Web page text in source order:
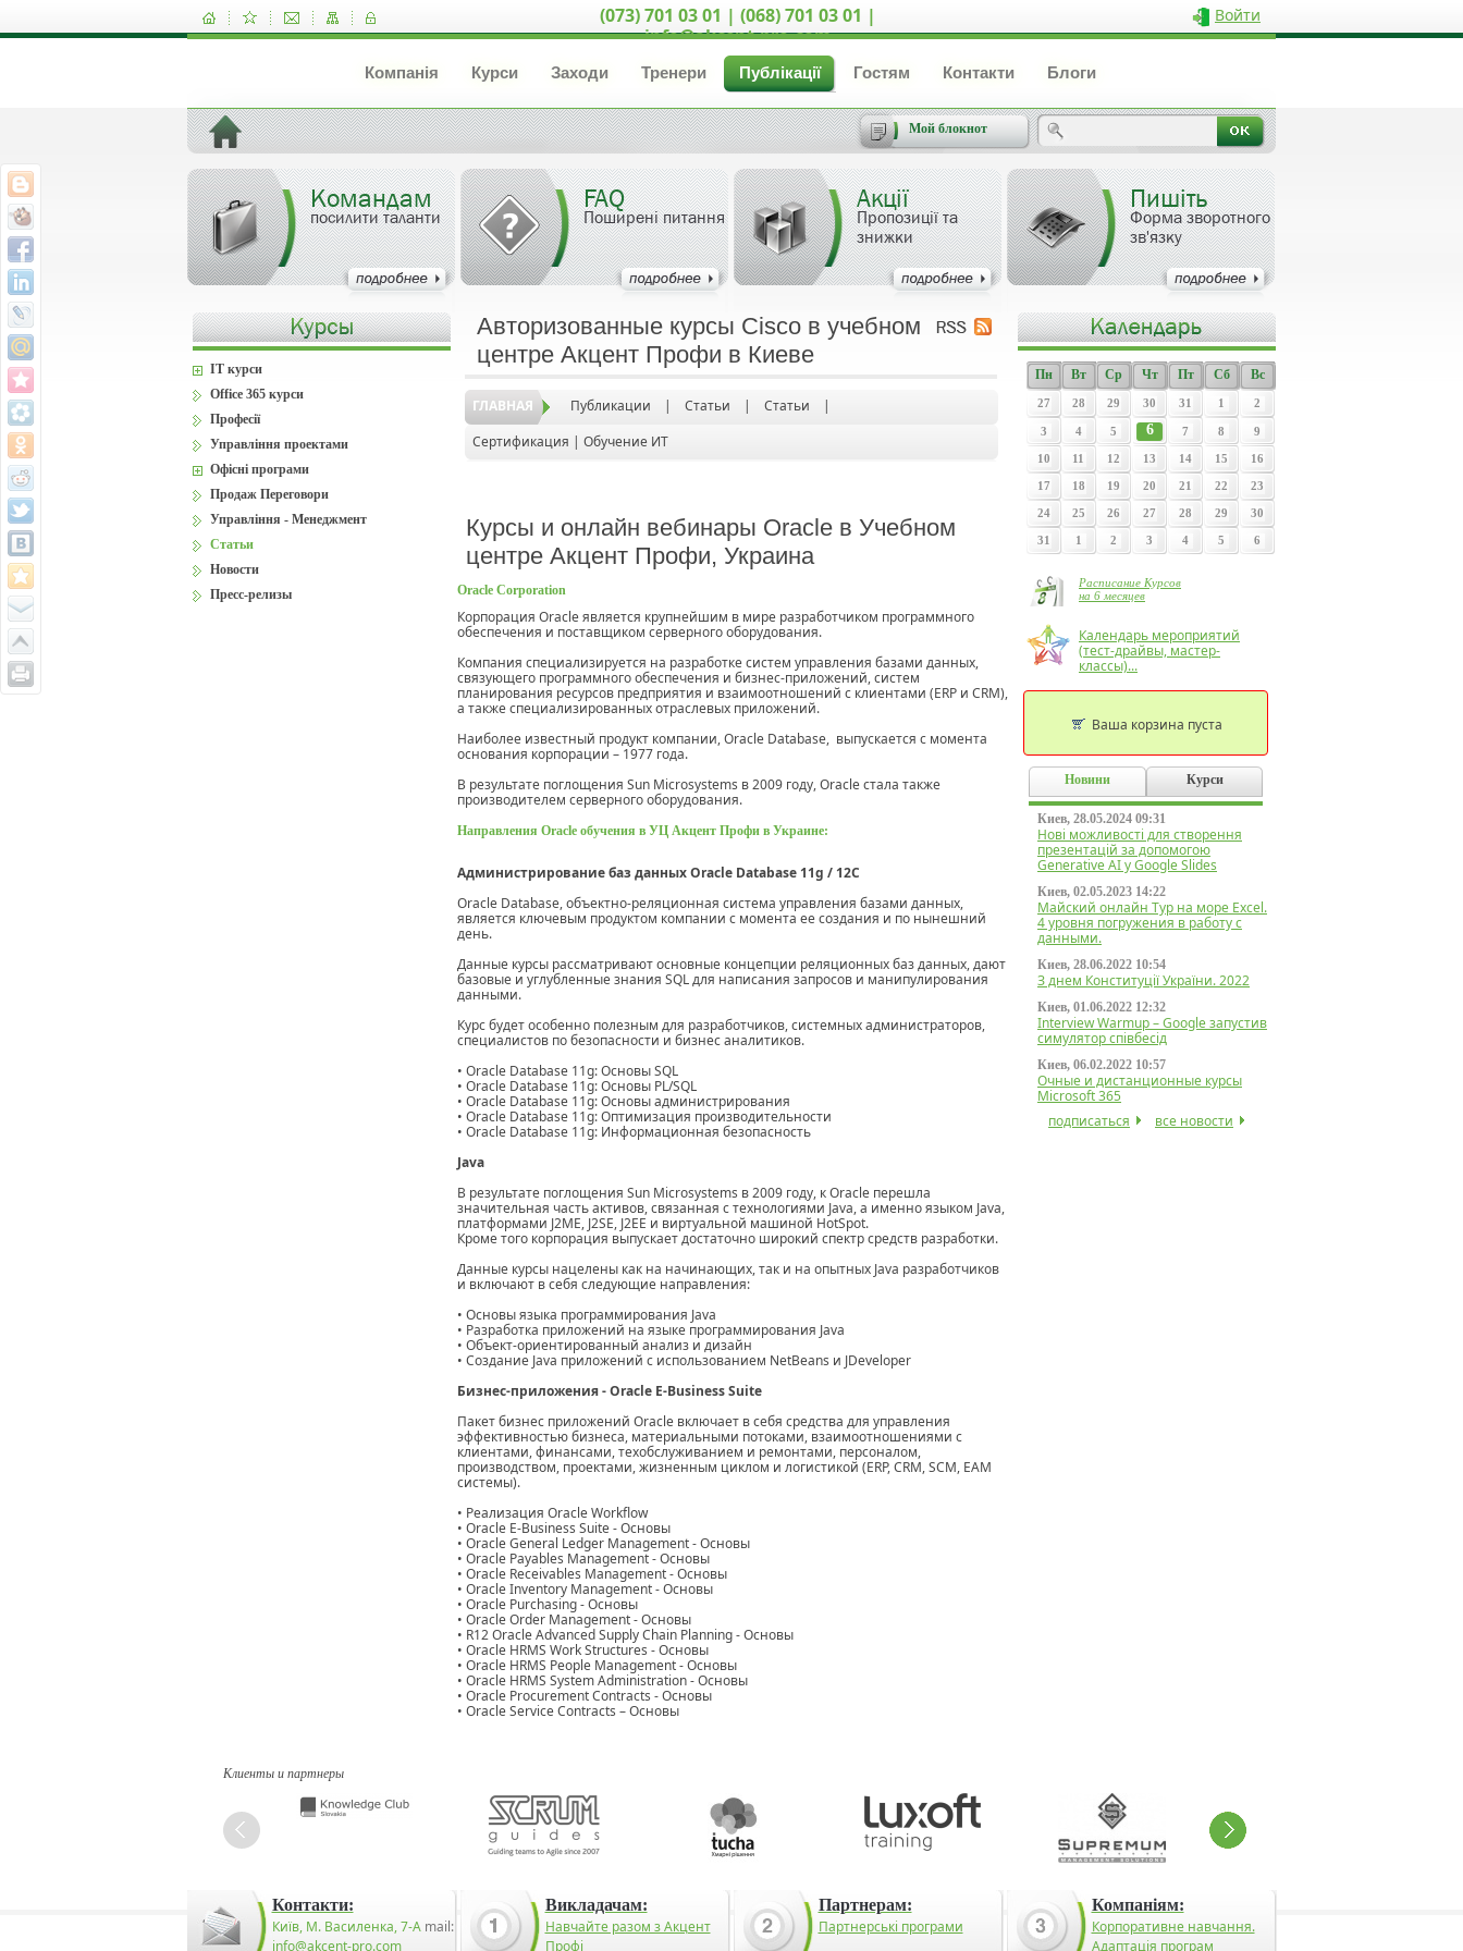
(073) 701 03 01 | (068) 701 03 01 |
info@akcent-pro.com
Войти
Компанія Курси Заходи Тренери Публікації Гостям Контакти Блоги
Мой блокнот
Командам
посилити таланти
FAQ
Поширені питання
Акції
Пропозиції та
знижки
Пишіть
Форма зворотного
зв'язку
Авторизованные курсы Cisco в учебном
центре Акцент Профи в Киеве
ГЛАВНАЯ Публикации | Статьи | Статьи
|
Сертификация | Обучение ИТ
Курсы и онлайн вебинары Oracle в Учебном
центре Акцент Профи, Украина
Oracle Corporation
Корпорация Oracle является крупнейшим в мире разработчиком программного
обеспечения и поставщиком серверного оборудования.
Компания специализируется на разработке систем управления базами данных,
связующего программного обеспечения и бизнес-приложений, систем
планирования ресурсов предприятия и взаимоотношений с клиентами (ERP и CRM),
а также специализированных отраслевых приложений.
Наиболее известный продукт компании, Oracle Database, выпускается с момента
основания корпорации – 1977 года.
В результате поглощения Sun Microsystems в 2009 году, Oracle стала также
производителем серверного оборудования.
Направления Oracle обучения в УЦ Акцент Профи в Украине:
Администрирование баз данных Oracle Database 11g / 12С
Oracle Database, объектно-реляционная система управления базами данных,
является ключевым продуктом компании с момента ее создания и по нынешний
день.
Данные курсы рассматривают основные концепции реляционных баз данных, дают
базовые и углубленные знания SQL для написания запросов и манипулирования
данными.
Курс будет особенно полезным для разработчиков, системных администраторов,
специалистов по безопасности и бизнес аналитиков.
• Oracle Database 11g: Основы SQL
• Oracle Database 11g: Основы PL/SQL
• Oracle Database 11g: Основы администрирования
• Oracle Database 11g: Оптимизация производительности
• Oracle Database 11g: Информационная безопасность
Java
В результате поглощения Sun Microsystems в 2009 году, к Oracle перешла
значительная часть активов, связанная с технологиями Java, а именно языком Java,
платформами J2ME, J2SE, J2EE и виртуальной машиной HotSpot.
Кроме того корпорация выпускает достаточно широкий спектр средств разработки.
Данные курсы нацелены как на начинающих, так и на опытных Java разработчиков
и включают в себя следующие направления:
• Основы языка программирования Java
• Разработка приложений на языке программирования Java
• Объект-ориентированный анализ и дизайн
• Создание Java приложений с использованием NetBeans и JDeveloper
Бизнес-приложения - Oracle E-Business Suite
Пакет бизнес приложений Oracle включает в себя средства для управления
эффективностью бизнеса, материальными потоками, взаимоотношениями с
клиентами, финансами, техобслуживанием и ремонтами, персоналом,
производством, проектами, жизненным циклом и логистикой (ERP, CRM, SCM, EAM
системы).
• Реализация Oracle Workflow
• Oracle E-Business Suite - Основы
• Oracle General Ledger Management - Основы
• Oracle Payables Management - Основы
• Oracle Receivables Management - Основы
• Oracle Inventory Management - Основы
• Oracle Purchasing - Основы
• Oracle Order Management - Основы
• R12 Oracle Advanced Supply Chain Planning - Основы
• Oracle HRMS Work Structures - Основы
• Oracle HRMS People Management - Основы
• Oracle HRMS System Administration - Основы
• Oracle Procurement Contracts - Основы
• Oracle Service Contracts – Основы
IT курси
Office 365 курси
Професії
Управління проектами
Офісні програми
Продаж Переговори
Управління - Менеджмент
Статьи
Новости
Пресс-релизы
Пн Вт Ср Чт Пт Сб Вс
27 28 29 30 31 1 2
3 4 5 6 7 8 9
10 11 12 13 14 15 16
17 18 19 20 21 22 23
24 25 26 27 28 29 30
31 1 2 3 4 5 6
Расписание Курсов
на 6 месяцев
Календарь мероприятий
(тест-драйвы, мастер-
классы)...
Ваша корзина пуста
Новини Курси
Киев, 28.05.2024 09:31
Нові можливості для створення
презентацій за допомогою
Generative AI у Google Slides
Киев, 02.05.2023 14:22
Майский онлайн Тур на море Excel.
4 уровня погружения в работу с
данными.
Киев, 28.06.2022 10:54
З днем Конституції України. 2022
Киев, 01.06.2022 12:32
Interview Warmup – Google запустив
симулятор співбесід
Киев, 06.02.2022 10:57
Очные и дистанционные курсы
Microsoft 365
подписаться
все новости
Клиенты и партнеры
Контакти:
Київ, М. Василенка, 7-Аmail:
info@akcent-pro.com
Викладачам:
Навчайте разом з Акцент
Профі
Партнерам:
Партнерські програми
Компаніям:
Корпоративне навчання.
Адаптація програм